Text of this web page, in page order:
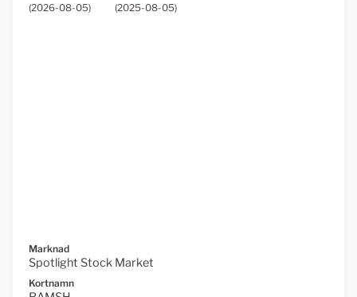
(2026-08-05) (2025-08-05)
Marknad
Spotlight Stock Market
Kortnamn